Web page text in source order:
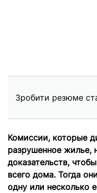
Зробити резюме
Комиссии, которые
разрушенное жилье,
доказательств,
всего дома. Тогда
одну или несколько